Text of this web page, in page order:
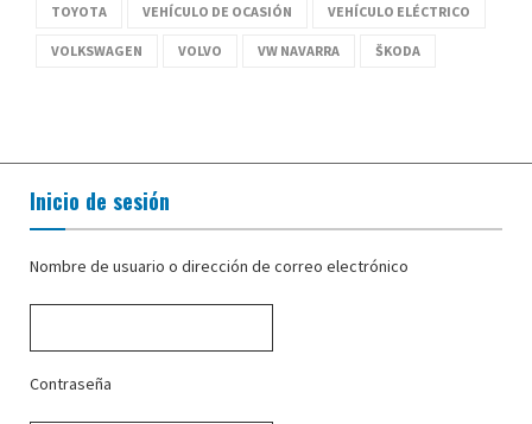
TOYOTA VEHÍCULO DE OCASIÓN VEHÍCULO ELÉCTRICO
VOLKSWAGEN VOLVO VW NAVARRA ŠKODA
Inicio de sesión
Nombre de usuario o dirección de correo electrónico
Contraseña